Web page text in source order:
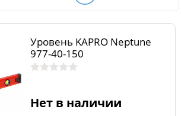
Уровень KAPRO Neptune
977-40-150
Нет в наличии